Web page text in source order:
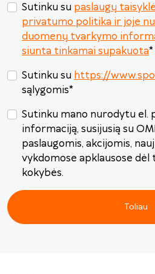
Sutinku su paslaugų
privatumo politika ir joje
duomenų tvarkymo
siunta tinkamai supakuota*
Sutinku su https://
sąlygomis*
Sutinku mano nurodytu el.
informaciją, susijusią su
paslaugomis, akcijomis,
vykdomose apklausose dėl
kokybės.
Toliau